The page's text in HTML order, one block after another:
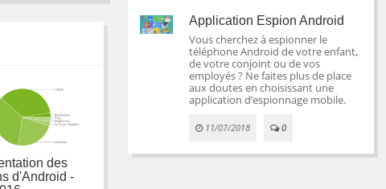
des
d'Android -
Application Espion Android
Vous cherchez à espionner le
téléphone Android de votre enfant,
de votre conjoint ou de vos
employés ? Ne faites plus de place
aux doutes en choisissant une
application d’espionnage mobile.
11/07/2018 0